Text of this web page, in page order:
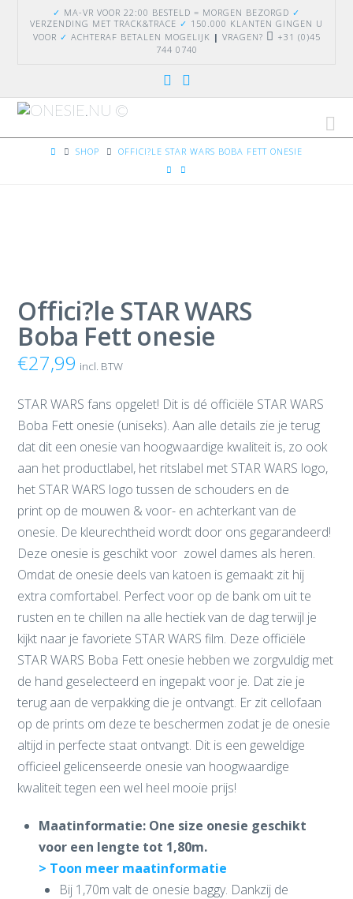
✓ MA-VR VOOR 22:00 BESTELD = MORGEN BEZORGD ✓
VERZENDING MET TRACK&TRACE ✓ 150.000 KLANTEN GINGEN U
VOOR ✓ ACHTERAF BETALEN MOGELIJK | VRAGEN?
+31 (0)45
744 0740
HOMESHOP OFFICI?LE STAR WARS BOBA FETT ONESIE
Offici?le STAR WARS
Boba Fett onesie
€27,99 incl. BTW
STAR WARS fans opgelet! Dit is dé officiële STAR WARS
Boba Fett onesie (uniseks). Aan alle details zie je terug
dat dit een onesie van hoogwaardige kwaliteit is, zo ook
aan het productlabel, het ritslabel met STAR WARS logo,
het STAR WARS logo tussen de schouders en de
print op de mouwen & voor- en achterkant van de
onesie. De kleurechtheid wordt door ons gegarandeerd!
Deze onesie is geschikt voor zowel dames als heren.
Omdat de onesie deels van katoen is gemaakt zit hij
extra comfortabel. Perfect voor op de bank om uit te
rusten en te chillen na alle hectiek van de dag terwijl je
kijkt naar je favoriete STAR WARS film. Deze officiële
STAR WARS Boba Fett onesie hebben we zorgvuldig met
de hand geselecteerd en ingepakt voor je. Dat zie je
terug aan de verpakking die je ontvangt. Er zit cellofaan
op de prints om deze te beschermen zodat je de onesie
altijd in perfecte staat ontvangt. Dit is een geweldige
officieel gelicenseerde onesie van hoogwaardige
kwaliteit tegen een wel heel mooie prijs!
Maatinformatie: One size onesie geschikt
voor een lengte tot 1,80m.
> Toon meer maatinformatie
Bij 1,70m valt de onesie baggy. Dankzij de